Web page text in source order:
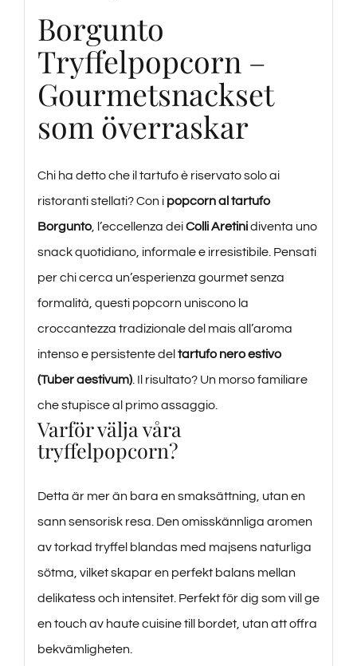
Borgunto
Tryffelpopcorn –
Gourmetsnackset
som överraskar
Chi ha detto che il tartufo è riservato solo ai
ristoranti stellati? Con i popcorn al tartufo
Borgunto, l’eccellenza deiColli Aretinidiventa uno
snack quotidiano, informale e irresistibile. Pensati
per chi cerca un’esperienza gourmet senza
formalità, questi popcorn uniscono la
croccantezza tradizionale del mais all’aroma
intenso e persistente del tartufo nero estivo
(Tuber aestivum). Il risultato? Un morso familiare
che stupisce al primo assaggio.
Varför välja våra
tryffelpopcorn?
Detta är mer än bara en smaksättning, utan en
sann sensorisk resa. Den omisskännliga aromen
av torkad tryffel blandas med majsens naturliga
sötma, vilket skapar en perfekt balans mellan
delikatess och intensitet. Perfekt för dig som vill ge
en touch av haute cuisine till bordet, utan att offra
bekvämligheten.